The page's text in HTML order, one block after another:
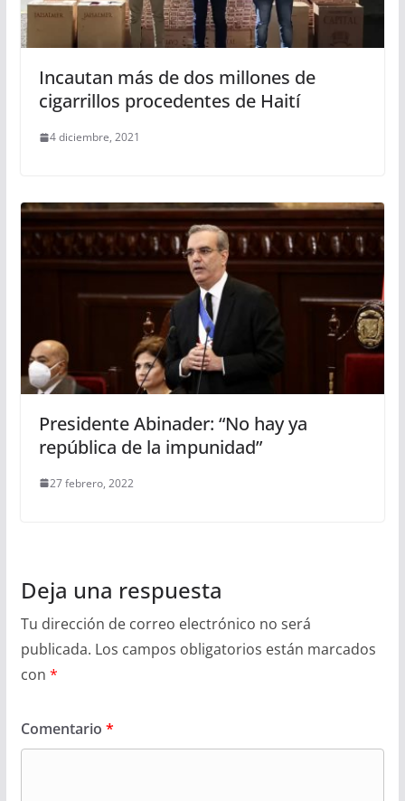
Incautan más de dos millones de
cigarrillos procedentes de Haití
4 diciembre, 2021
Presidente Abinader: “No hay ya
república de la impunidad”
27 febrero, 2022
Deja una respuesta
Tu dirección de correo electrónico no será
publicada. Los campos obligatorios están marcados
con *
Comentario *